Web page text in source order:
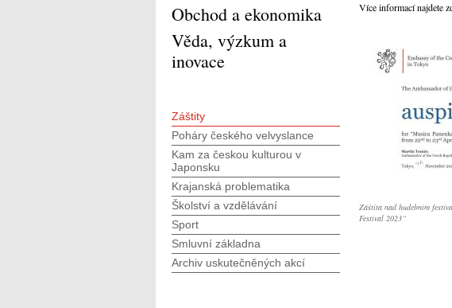
Více informací najdete
Záštita nad hudebním
Festival 2023“
Obchod a ekonomika
Věda, výzkum a
inovace
Záštity
Poháry českého velvyslance
Kam za českou kulturou v
Japonsku
Krajanská problematika
Školství a vzdělávání
Sport
Smluvní základna
Archiv uskutečněných akcí